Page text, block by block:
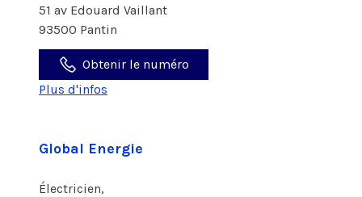
51 av Edouard Vaillant
93500 Pantin
Obtenir le numéro
Plus d'infos
Global Energie
Électricien,